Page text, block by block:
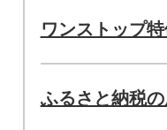
ワンストップ
ふるさと納税